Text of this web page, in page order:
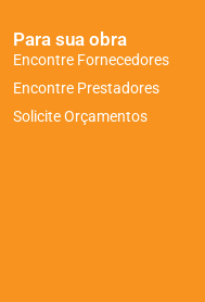
Para sua obra
Encontre Fornecedores
Encontre Prestadores
Solicite Orçamentos